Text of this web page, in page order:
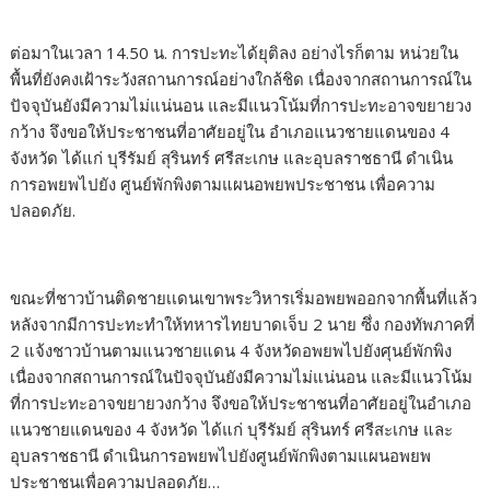
ต่อมาในเวลา 14.50 น. การปะทะได้ยุติลง อย่างไรก็ตาม หน่วยใน
พื้นที่ยังคงเฝ้าระวังสถานการณ์อย่างใกล้ชิด เนื่องจากสถานการณ์ใน
ปัจจุบันยังมีความไม่แน่นอน และมีแนวโน้มที่การปะทะอาจขยายวง
กว้าง จึงขอให้ประชาชนที่อาศัยอยู่ใน อำเภอแนวชายแดนของ 4
จังหวัด ได้แก่ บุรีรัมย์ สุรินทร์ ศรีสะเกษ และอุบลราชธานี ดำเนิน
การอพยพไปยัง ศูนย์พักพิงตามแผนอพยพประชาชน เพื่อความ
ปลอดภัย.
ขณะที่ชาวบ้านติดชายเเดนเขาพระวิหารเริ่มอพยพออกจากพื้นที่แล้ว
หลังจากมีการปะทะทำให้ทหารไทยบาดเจ็บ 2 นาย ซึ่ง กองทัพภาคที่
2 แจ้งชาวบ้านตามแนวชายแดน 4 จังหวัดอพยพไปยังศุนย์พักพิง
เนื่องจากสถานการณ์ในปัจจุบันยังมีความไม่แน่นอน และมีแนวโน้ม
ที่การปะทะอาจขยายวงกว้าง จึงขอให้ประชาชนที่อาศัยอยู่ในอำเภอ
แนวชายแดนของ 4 จังหวัด ได้แก่ บุรีรัมย์ สุรินทร์ ศรีสะเกษ และ
อุบลราชธานี ดำเนินการอพยพไปยังศูนย์พักพิงตามแผนอพยพ
ประชาชนเพื่อความปลอดภัย…